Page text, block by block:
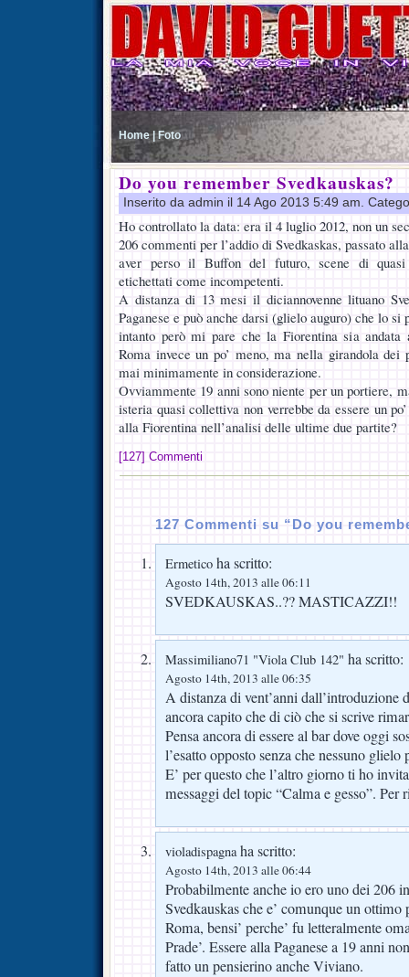
Home | Foto
Do you remember Svedkauskas?
Inserito da admin il 14 Ago 2013 5:49 am.
Ho controllato la data: era il 4 luglio 2012, non un
206 commenti per l’addio di Svedkaskas, passato
aver perso il Buffon del futuro, scene di quasi
etichettati come incompetenti.
A distanza di 13 mesi il diciannovenne lituano
Paganese e può anche darsi (glielo auguro) che lo si
intanto però mi pare che la Fiorentina sia
Roma invece un po’ meno, ma nella girandola dei
mai minimamente in considerazione.
Ovviammente 19 anni sono niente per un portiere,
isteria quasi collettiva non verrebbe da essere un
alla Fiorentina nell’analisi delle ultime due partite?
[127] Commenti
127 Commenti su “Do you
Ermetico ha scritto:
Agosto 14th, 2013 alle 06:11
SVEDKAUSKAS..?? MASTICAZZI!!
Massimiliano71 "Viola Club 142" ha scritto:
Agosto 14th, 2013 alle 06:35
A distanza di vent’anni dall’introduzione
ancora capito che di ciò che si scrive
Pensa ancora di essere al bar dove oggi
l’esatto opposto senza che nessuno glielo
E’ per questo che l’altro giorno ti ho
messaggi del topic “Calma e gesso”. Per
violadispagnaha scritto:
Agosto 14th, 2013 alle 06:44
Probabilmente anche io ero uno dei 206
Svedkauskas che e’ comunque un ottimo
Roma, bensi’ perche’ fu letteralmente
Prade’. Essere alla Paganese a 19 anni
fatto un pensierino anche Viviano.